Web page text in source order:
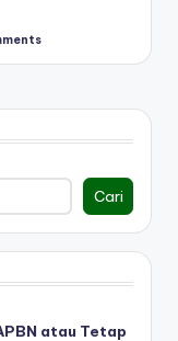
Cari
atau Tetap